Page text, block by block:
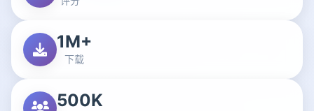
1M+
下载
500K